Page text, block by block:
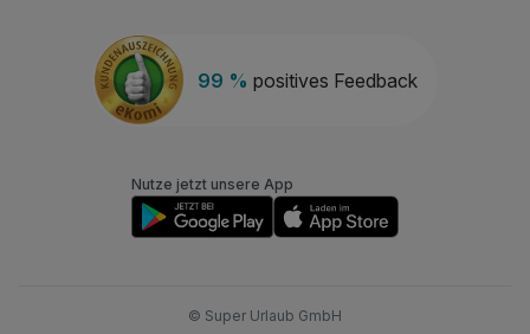
99 % positives Feedback
Nutze jetzt unsere App
© Super Urlaub GmbH